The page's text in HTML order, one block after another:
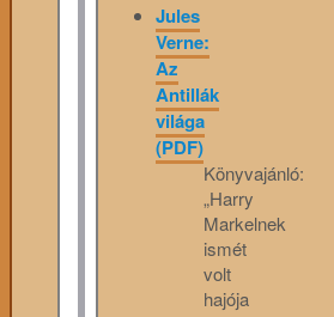
Jules
Verne:
Az
Antillák
világa
(PDF)
Könyvajánló:
„Harry
Markelnek
ismét
volt
hajója